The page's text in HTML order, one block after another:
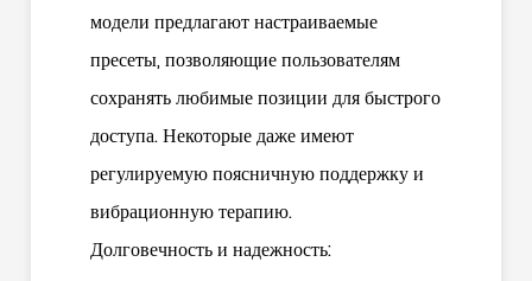
модели предлагают настраиваемые
пресеты, позволяющие пользователям
сохранять любимые позиции для быстрого
доступа. Некоторые даже имеют
регулируемую поясничную поддержку и
вибрационную терапию.
Долговечность и надежность: